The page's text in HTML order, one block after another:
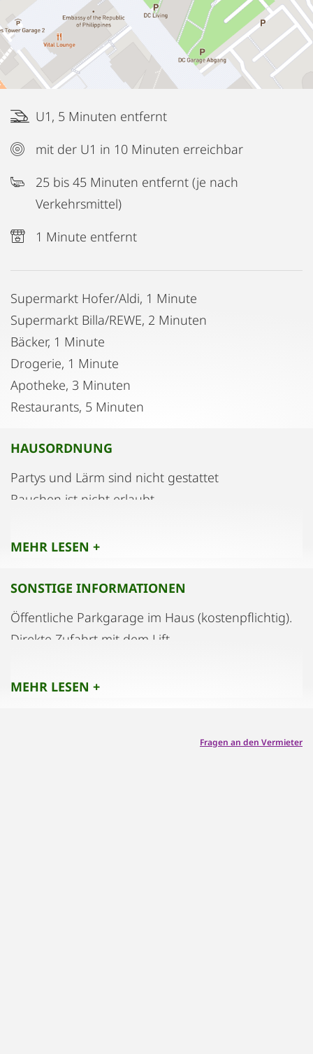
U1, 5 Minuten entfernt
mit der U1 in 10 Minuten erreichbar
25 bis 45 Minuten entfernt (je nach
Verkehrsmittel)
1 Minute entfernt
Supermarkt Hofer/Aldi, 1 Minute
Supermarkt Billa/REWE, 2 Minuten
Bäcker, 1 Minute
Drogerie, 1 Minute
Apotheke, 3 Minuten
Restaurants, 5 Minuten
HAUSORDNUNG
Partys und Lärm sind nicht gestattet
Rauchen ist nicht erlaubt
MEHR LESEN +
SONSTIGE INFORMATIONEN
Öffentliche Parkgarage im Haus (kostenpflichtig).
Direkte Zufahrt mit dem Lift.
MEHR LESEN +
Fragen an den Vermieter